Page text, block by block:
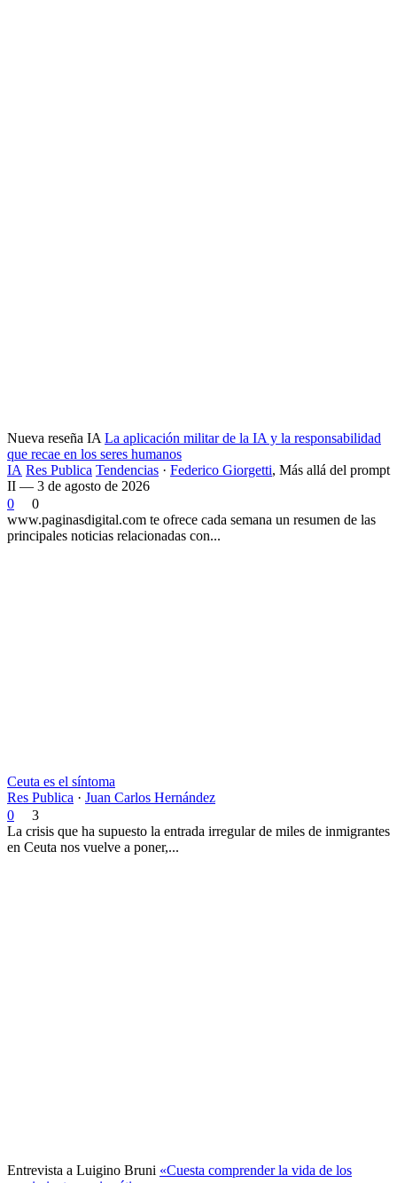
Nueva reseña IA La aplicación militar de la IA y la responsabilidad
que recae en los seres humanos
IA Res Publica Tendencias · Federico Giorgetti, Más allá del prompt
II — 3 de agosto de 2026
0
0
www.paginasdigital.com te ofrece cada semana un resumen de las
principales noticias relacionadas con...
Ceuta es el síntoma
Res Publica · Juan Carlos Hernández
0
3
La crisis que ha supuesto la entrada irregular de miles de inmigrantes
en Ceuta nos vuelve a poner,...
Entrevista a Luigino Bruni «Cuesta comprender la vida de los